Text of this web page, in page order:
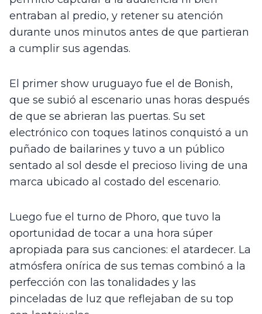
entraban al predio, y retener su atención
durante unos minutos antes de que partieran
a cumplir sus agendas.
El primer show uruguayo fue el de Bonish,
que se subió al escenario unas horas después
de que se abrieran las puertas. Su set
electrónico con toques latinos conquistó a un
puñado de bailarines y tuvo a un público
sentado al sol desde el precioso living de una
marca ubicado al costado del escenario.
Luego fue el turno de Phoro, que tuvo la
oportunidad de tocar a una hora súper
apropiada para sus canciones: el atardecer. La
atmósfera onírica de sus temas combinó a la
perfección con las tonalidades y las
pinceladas de luz que reflejaban de su top